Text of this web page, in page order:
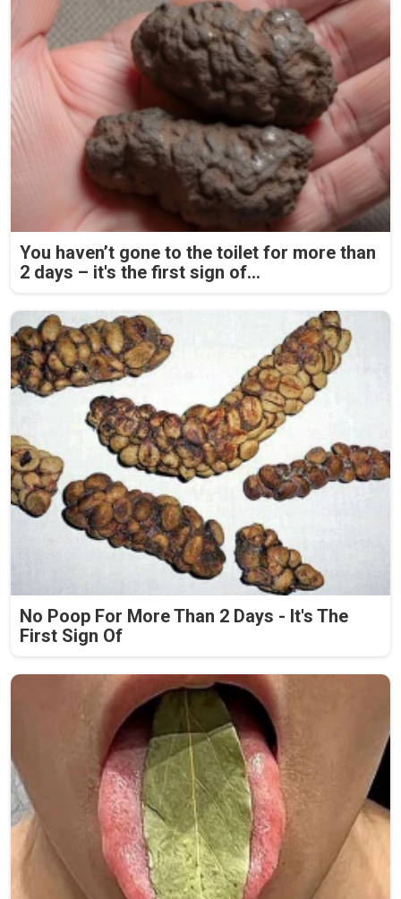
You haven’t gone to the toilet for more than
2 days – it's the first sign of...
No Poop For More Than 2 Days - It's The
First Sign Of